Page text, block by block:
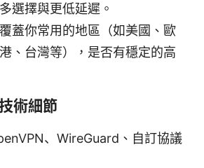
選擇與更低延遲。
蓋你常用的地區（如美國、歐
、台灣等），是否有穩定的高
術細節
、WireGuard、自訂協議